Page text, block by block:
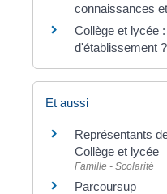
connaissances
Collège et lycée
d'établissement ?
Et aussi
Représentants
Collège et lycée
Famille - Scolarité
Parcoursup